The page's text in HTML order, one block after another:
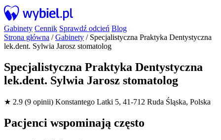
Gabinety Cennik Sprawdź odcień Blog
Strona główna /Gabinety / Specjalistyczna Praktyka Dentystyczna
lek.dent. Sylwia Jarosz stomatolog
Specjalistyczna Praktyka Dentystyczna
lek.dent. Sylwia Jarosz stomatolog
★ 2.9 (9 opinii) Konstantego Latki 5, 41-712 Ruda Śląska, Polska
Pacjenci wspominają często